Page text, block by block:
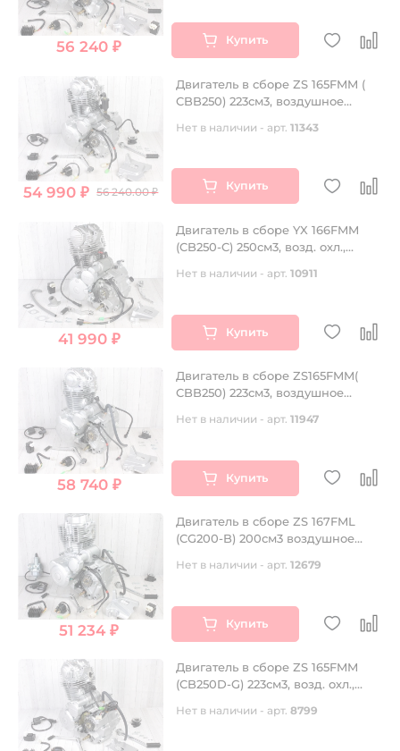
56 240 ₽ Купить
54 990 ₽ 56 240.00 ₽
Двигатель в сборе ZS 165FMM (
CBB250) 223см3, воздушное
балансир, 5 передач
Нет в наличии - арт.11343
Купить
41 990 ₽
Двигатель в сборе YX 166FMM
(CB250-C) 250см3, возд. охл.,
Нет в наличии - арт.10911
Купить
58 740 ₽
Двигатель в сборе ZS165FMM(
CBB250) 223см3, воздушное
(для ATV 4 пер + реверс)
Нет в наличии - арт.11947
Купить
51 234 ₽
Двигатель в сборе ZS 167FML
(CG200-B) 200см3 воздушное
грм штанга, балансир, 5 передач
Нет в наличии - арт.12679
Купить
Двигатель в сборе ZS 165FMM
(CB250D-G) 223см3, возд. охл.,
Нет в наличии - арт.8799